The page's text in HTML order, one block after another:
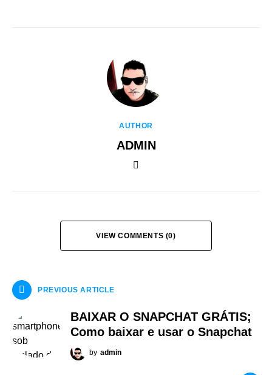
AUTHOR
ADMIN
VIEW COMMENTS (0)
PREVIOUS ARTICLE
BAIXAR O SNAPCHAT GRÁTIS;
Como baixar e usar o Snapchat
by admin